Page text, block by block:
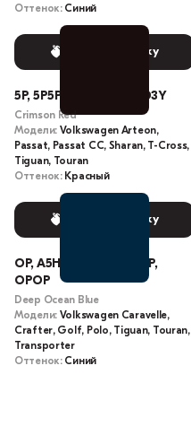
Оттенок: Синий
Выбрать краску
5P, 5P5P, LD3Y, L-D3Y, D3Y
Crimson Red
Модели: Volkswagen Arteon,
Passat, Passat CC, Sharan, T-Cross,
Tiguan, Touran
Оттенок: Красный
Выбрать краску
OP, A5H, 0P0P, LA5H, 0P,
OPOP
Deep Ocean Blue
Модели: Volkswagen Caravelle,
Crafter, Golf, Polo, Tiguan, Touran,
Transporter
Оттенок: Синий